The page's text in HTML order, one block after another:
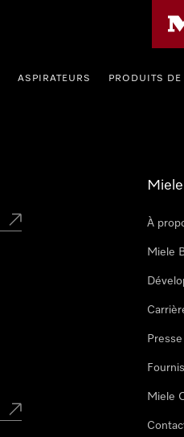
ASPIRATEURS PRODUITS DE
À
Miele
Presse
Miele